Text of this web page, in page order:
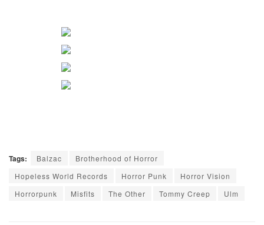
Tags: Balzac
Brotherhood of Horror
Hopeless World Records
Horror Punk
Horror Vision
Horrorpunk
Misfits The Other Tommy Creep Ulm